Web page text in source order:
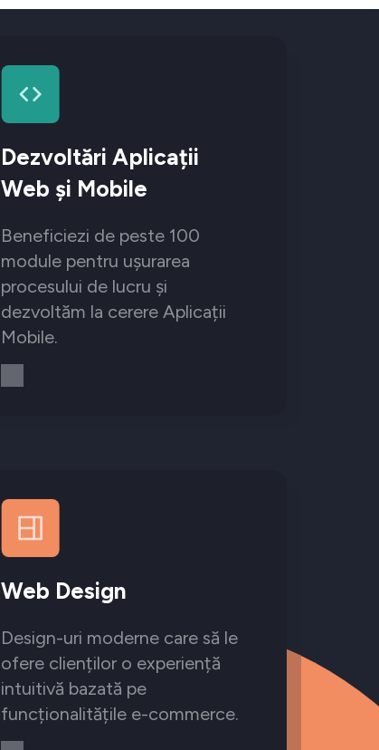
Dezvoltări Aplicații
Web și Mobile
Beneficiezi de peste 100
module pentru ușurarea
procesului de lucru și
dezvoltăm la cerere Aplicații
Mobile.
Web Design
Design-uri moderne care să le
ofere clienților o experiență
intuitivă bazată pe
funcționalitățile e-commerce.